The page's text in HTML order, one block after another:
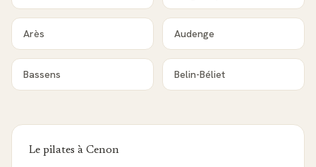
Arès Audenge
Bassens Belin-Béliet
Le pilates à Cenon